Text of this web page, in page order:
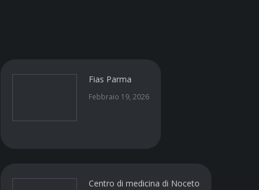
Fias Parma
Febbraio 19, 2026
Centro di medicina di Noceto